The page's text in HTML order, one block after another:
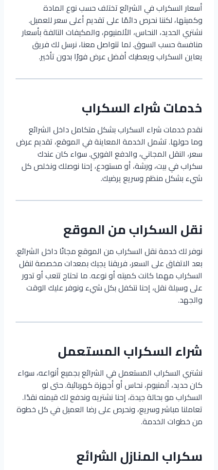
أسعار السكراب في الشرائع تختلف حسب نوع المادة
وكميتها، لكننا نحرص دائمًا على تقديم أعلى سعر للعميل.
نشتري الحديد، النحاس، الألمنيوم، والمكيفات التالفة بأسعار
منافسة حسب السوق. لما تتواصل معنا، نرسل لك فريق
يعاين السكراب ويعطيك أفضل عرض فورًا بدون تأخير.
خدمات شراء السكراب
نقدم خدمات شراء السكراب بشكل متكامل داخل الشرائع
وما حولها. تشمل الخدمة المعاينة في الموقع، تقديم عرض
سعر، النقل المجاني، والدفع الفوري. سواء كان عندك
سكراب في بيت، ورشة، أو مستودع، إحنا نوصلك ونخلص كل
شيء بشكل منظم وسريع يرضيك.
نقل السكراب من الموقع
نوفر لك خدمة نقل السكراب من الموقع مجانًا داخل الشرائع.
بعد الاتفاق على السعر، فريقنا يجيك بمعدات مخصصة لنقل
السكراب مهما كانت كميته أو نوعه. ما تحتاج تتعب أو تدور
على وسيلة نقل، إحنا نتكفل بكل شيء ونوفر عليك الوقت
والجهد.
شراء السكراب المستعمل
نشتري السكراب المستعمل في الشرائع بجميع أنواعه، سواء
كان حديد، ألمنيوم، نحاس أو أجهزة كهربائية. حتى لو
السكراب مو بحالة جيدة، إحنا نشتريه وندفع لك قيمته نقدًا.
تعاملنا مباشر وسريع، ونحرص على رضا العميل في كل خطوة
من خطوات الخدمة.
سكراب المنازل الشرائع